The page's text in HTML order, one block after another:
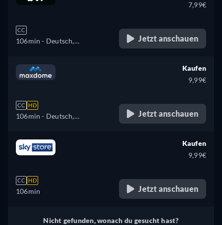
CC
106min - Deutsch,
7,99€
Jetzt anschauen
CC HD
106min - Deutsch,
Kaufen
9,99€
Jetzt anschauen
CC HD
106min
Kaufen
9,99€
Jetzt anschauen
Nicht gefunden, wonach du gesucht hast?